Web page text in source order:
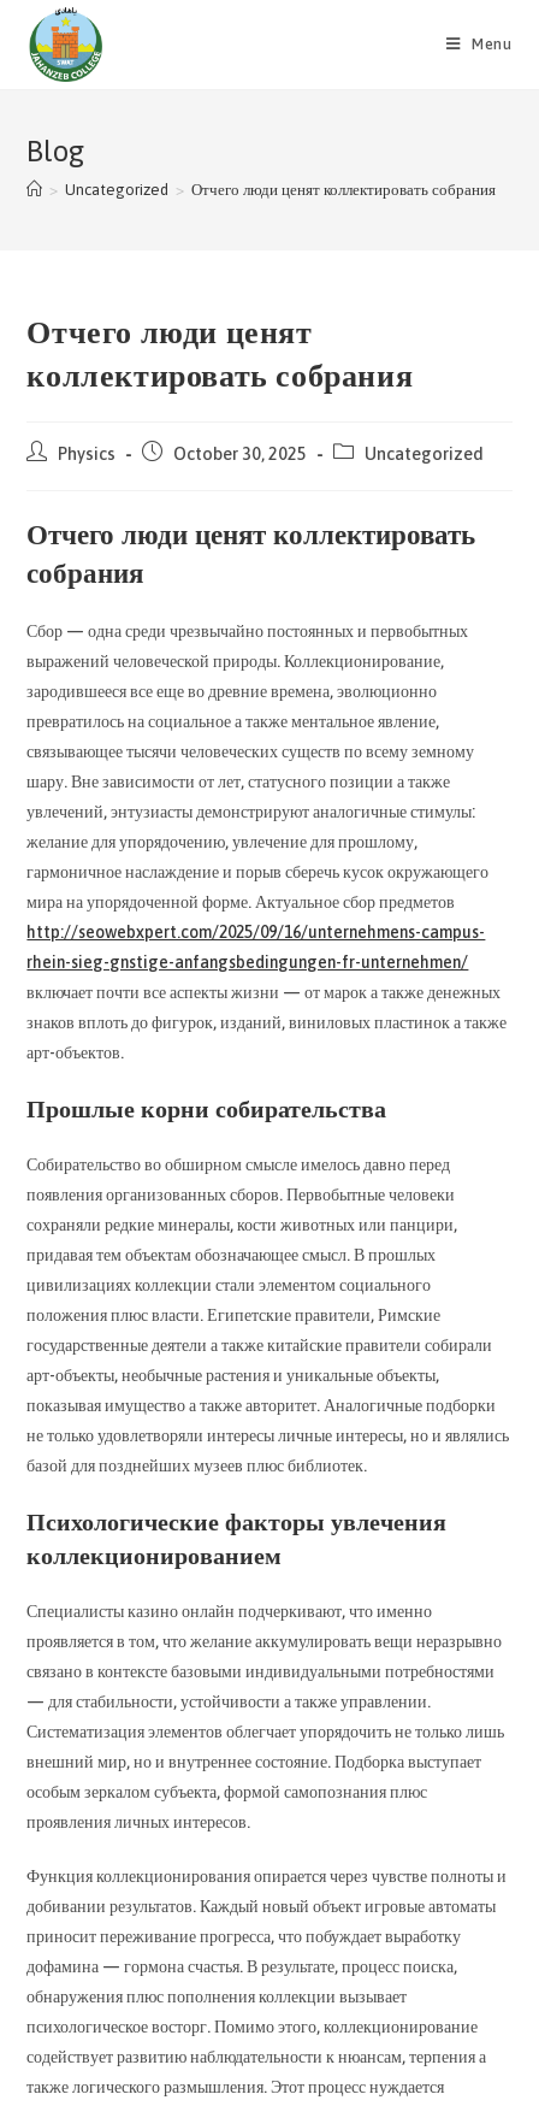
content
Menu
Blog
> Uncategorized > Отчего люди ценят коллектировать собрания
Отчего люди ценят
коллектировать собрания
PostPhysics
PostOctober 30, 2025
PostUncategorized
Отчего люди ценят коллектировать
собрания
Сбор — одна среди чрезвычайно постоянных и первобытных
выражений человеческой природы. Коллекционирование,
зародившееся все еще во древние времена, эволюционно
превратилось на социальное а также ментальное явление,
связывающее тысячи человеческих существ по всему земному
шару. Вне зависимости от лет, статусного позиции а также
увлечений, энтузиасты демонстрируют аналогичные стимулы:
желание для упорядочению, увлечение для прошлому,
гармоничное наслаждение и порыв сберечь кусок окружающего
мира на упорядоченной форме. Актуальное сбор предметов
http://seowebxpert.com/2025/09/16/unternehmens-campus-
rhein-sieg-gnstige-anfangsbedingungen-fr-unternehmen/
включает почти все аспекты жизни — от марок а также денежных
знаков вплоть до фигурок, изданий, виниловых пластинок а также
арт-объектов.
Прошлые корни собирательства
Собирательство во обширном смысле имелось давно перед
появления организованных сборов. Первобытные человеки
сохраняли редкие минералы, кости животных или панцири,
придавая тем объектам обозначающее смысл. В прошлых
цивилизациях коллекции стали элементом социального
положения плюс власти. Египетские правители, Римские
государственные деятели а также китайские правители собирали
арт-объекты, необычные растения и уникальные объекты,
показывая имущество а также авторитет. Аналогичные подборки
не только удовлетворяли интересы личные интересы, но и являлись
базой для позднейших музеев плюс библиотек.
Психологические факторы увлечения
коллекционированием
Специалисты казино онлайн подчеркивают, что именно
проявляется в том, что желание аккумулировать вещи неразрывно
связано в контексте базовыми индивидуальными потребностями
— для стабильности, устойчивости а также управлении.
Систематизация элементов облегчает упорядочить не только лишь
внешний мир, но и внутреннее состояние. Подборка выступает
особым зеркалом субъекта, формой самопознания плюс
проявления личных интересов.
Функция коллекционирования опирается через чувстве полноты и
добивании результатов. Каждый новый объект игровые автоматы
приносит переживание прогресса, что побуждает выработку
дофамина — гормона счастья. В результате, процесс поиска,
обнаружения плюс пополнения коллекции вызывает
психологическое восторг. Помимо этого, коллекционирование
содействует развитию наблюдательности к нюансам, терпения а
также логического размышления. Этот процесс нуждается